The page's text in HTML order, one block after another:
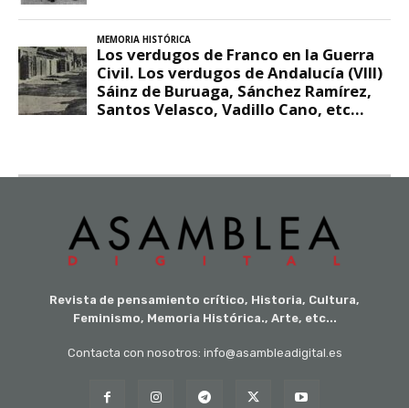
Revista de pensamiento crítico, Historia, Cultura,
Feminismo, Memoria Histórica., Arte, etc...
Contacta con nosotros: info@asambleadigital.es